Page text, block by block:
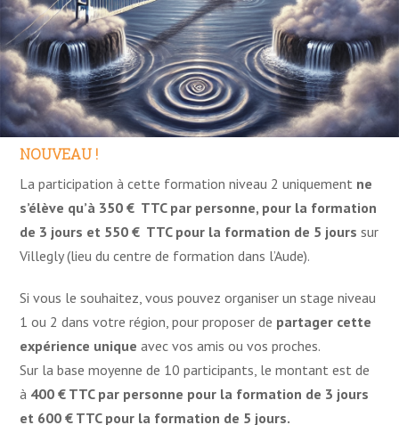
NOUVEAU !
La participation à cette formation niveau 2 uniquement ne
s’élève qu’à 350 € TTC par personne, pour la formation
de 3 jours et 550 € TTC pour la formation de 5 jourssur
Villegly (lieu du centre de formation dans l’Aude).
Si vous le souhaitez, vous pouvez organiser un stage niveau
1 ou 2 dans votre région, pour proposer de partager cette
expérience unique avec vos amis ou vos proches.
Sur la base moyenne de 10 participants, le montant est de
à 400 € TTC par personne pour la formation de 3 jours
et 600 € TTC pour la formation de 5 jours.